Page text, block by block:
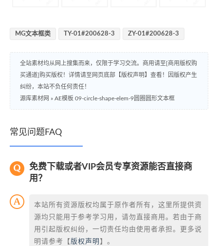
MG文本框类 TY-01#200628-3 ZY-01#200628-3
全站素材均从网上搜集而来，仅限于学习交流。商用请至[商用版权购
买通道]购买版权！详情请至网页底部【版权声明】查看！因版权产生
纠纷，本站不负任何责任！
源库素材网 » AE模板 09-circle-shape-elem-9圆圈圆形文本框
常见问题FAQ
免费下载或者VIP会员专享资源能否直接商
用？
本站所有资源版权均属于原作者所有，这里所提供资
源均只能用于参考学习用，请勿直接商用。若由于商
用引起版权纠纷，一切责任均由使用者承担。更多说
明请参考【 版权声明 】。